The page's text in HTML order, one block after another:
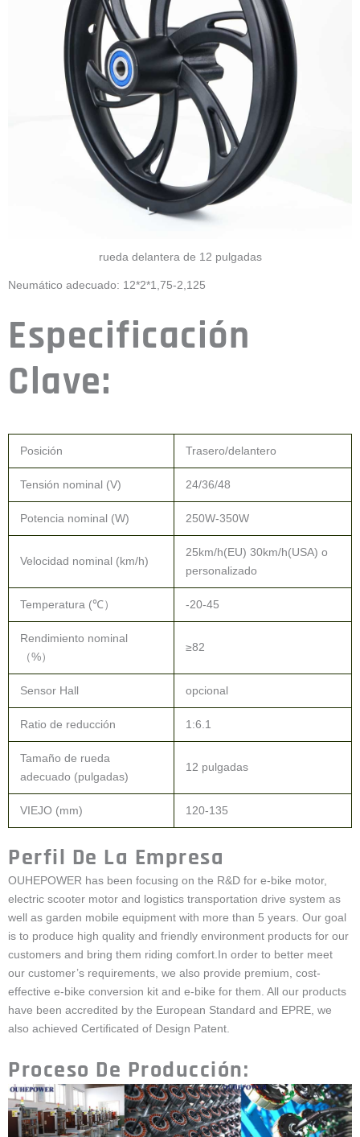
rueda delantera de 12 pulgadas
Neumático adecuado: 12*2*1,75-2,125
Especificación
Clave:
Posición Trasero/delantero
Tensión nominal (V) 24/36/48
Potencia nominal (W) 250W-350W
Velocidad nominal (km/h)
25km/h(EU) 30km/h(USA) o
personalizado
Temperatura (℃） -20-45
Rendimiento nominal
（%）
≥82
Sensor Hall opcional
Ratio de reducción 1:6.1
Tamaño de rueda
adecuado (pulgadas)
12 pulgadas
VIEJO (mm) 120-135
Perfil De La Empresa
OUHEPOWER has been focusing on the R&D for e-bike motor,
electric scooter motor and logistics transportation drive system as
well as garden mobile equipment with more than 5 years. Our goal
is to produce high quality and friendly environment products for our
customers and bring them riding comfort.In order to better meet
our customer’s requirements, we also provide premium, cost-
effective e-bike conversion kit and e-bike for them. All our products
have been accredited by the European Standard and EPRE, we
also achieved Certificated of Design Patent.
Proceso De Producción: